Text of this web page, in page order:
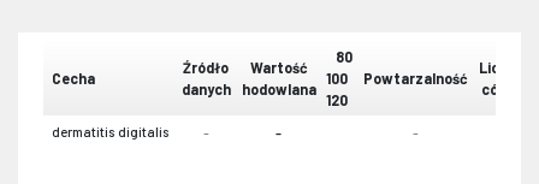
Cecha
Źródło
danych
Wartość
hodowlana
80
100
120
Powtarzalność
Liczba
córek
dermatitis digitalis - - -